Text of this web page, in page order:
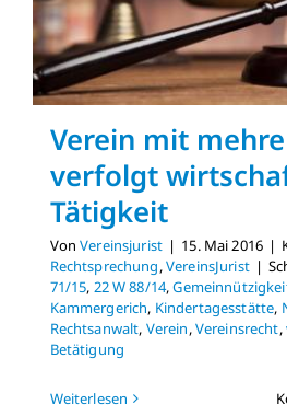
Verein mit
verfolgt
Tätigkeit
VonVereinsjurist | 15. Mai 2016 |
Rechtsprechung,VereinsJurist |
71/15, 22 W 88/14,
Kammergerich, Kindertagesstätte,
Rechtsanwalt, Verein,Vereinsrecht,
Betätigung
Weiterlesen